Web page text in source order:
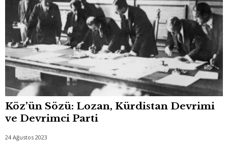
Köz’ün Sözü: Lozan, Kürdistan Devrimi
ve Devrimci Parti
24 Ağustos 2023